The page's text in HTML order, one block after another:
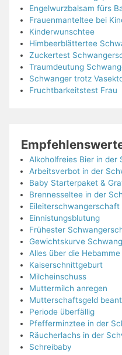
Engelwurzbalsam fürs
Frauenmanteltee bei
Kinderwunschtee
Himbeerblättertee
Zuckertest
Traumdeutung
Schwanger trotz
Fruchtbarkeitstest Frau
Alkoholfreies Bier in der
Arbeitsverbot in der
Baby Starterpaket &
Brennesseltee in der
Eileiterschwangerschaft
Einnistungsblutung
Frühester
Gewichtskurve
Alles über die Hebamme
Kaiserschnittgeburt
Milcheinschuss
Muttermilch anregen
Mutterschaftsgeld
Periode überfällig
Pfefferminztee in der
Räucherlachs in der
Schreibaby